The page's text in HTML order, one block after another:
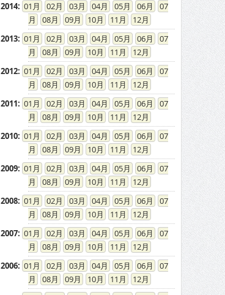
2014: 01 02 03 04 05 06
07
08
09 10 11
12
2013: 01 02 03 04 05 06
07
08
09 10 11
12
2012: 01 02 03 04 05 06
07
08
09 10 11
12
2011: 01 02 03 04 05 06
07
08
09 10 11
12
2010: 01 02 03 04 05 06
07
08
09 10 11
12
2009: 01 02 03 04 05 06
07
08
09 10 11
12
2008: 01 02 03 04 05 06
07
08
09 10 11
12
2007: 01 02 03 04 05 06
07
08
09 10 11
12
2006: 01 02 03 04 05 06
07
08
09 10 11
12